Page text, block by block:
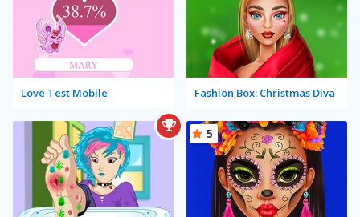
Love Test Mobile Fashion Box: Christmas Diva
5